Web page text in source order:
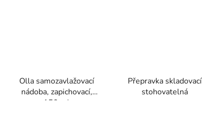
Olla samozavlažovací
nádoba, zapichovací,
150 ml
Přepravka skladovací
stohovatelná